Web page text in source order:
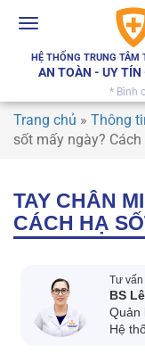
Toggle
HỆ THỐNG TRUNG TÂM
AN TOÀN - UY
* Bình
Trang chủ » Thông
sốt mấy ngày?
TAY CHÂN
CÁCH HẠ
Tư
BS
Quản
Hệ